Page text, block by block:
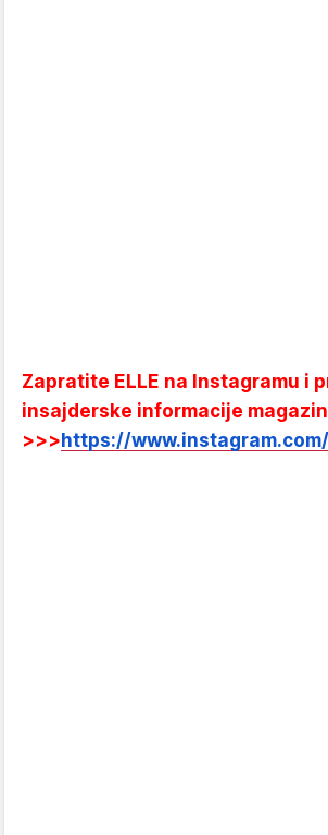
Zapratite ELLE na Instagramu i
insajderske informacije
>>>https://